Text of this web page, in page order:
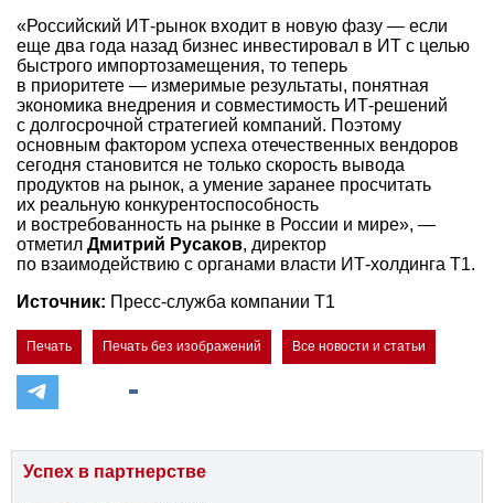
«Российский ИТ-рынок входит в новую фазу — если
еще два года назад бизнес инвестировал в ИТ с целью
быстрого импортозамещения, то теперь
в приоритете — измеримые результаты, понятная
экономика внедрения и совместимость ИТ-решений
с долгосрочной стратегией компаний. Поэтому
основным фактором успеха отечественных вендоров
сегодня становится не только скорость вывода
продуктов на рынок, а умение заранее просчитать
их реальную конкурентоспособность
и востребованность на рынке в России и мире», —
отметил Дмитрий Русаков, директор
по взаимодействию с органами власти ИТ-холдинга Т1.
Источник: Пресс-служба компании Т1
Печать Печать без изображений Все новости и статьи
Успех в партнерстве